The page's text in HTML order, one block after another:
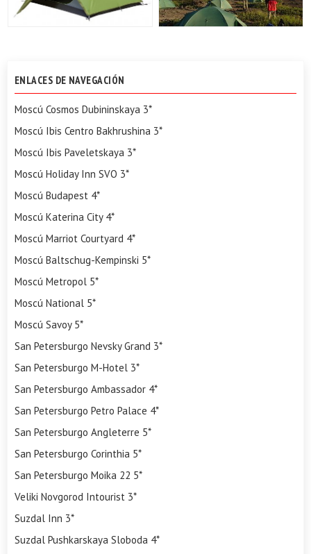
ENLACES DE NAVEGACIÓN
Moscú Cosmos Dubininskaya 3*
Moscú Ibis Centro Bakhrushina 3*
Moscú Ibis Paveletskaya 3*
Moscú Holiday Inn SVO 3*
Moscú Budapest 4*
Moscú Katerina City 4*
Moscú Marriot Courtyard 4*
Moscú Baltschug-Kempinski 5*
Moscú Metropol 5*
Moscú National 5*
Moscú Savoy 5*
San Petersburgo Nevsky Grand 3*
San Petersburgo M-Hotel 3*
San Petersburgo Ambassador 4*
San Petersburgo Petro Palace 4*
San Petersburgo Angleterre 5*
San Petersburgo Corinthia 5*
San Petersburgo Moika 22 5*
Veliki Novgorod Intourist 3*
Suzdal Inn 3*
Suzdal Pushkarskaya Sloboda 4*